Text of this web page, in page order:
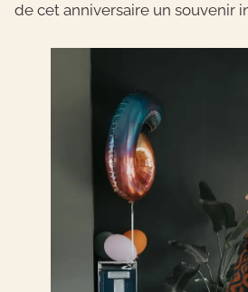
de cet anniversaire un souvenir